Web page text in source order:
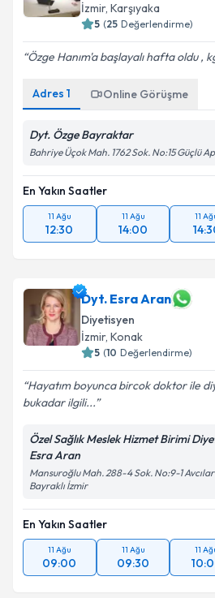
İzmir, Karşıyaka
5 (25 Değerlendirme)
Özge Hanım'a başlayalı hafta oldu ,
Adres 1 Online Görüşme
Dyt. Özge Bayraktar
Bahriye Üçok Mah. 1762 Sok. No:15 Güçlü
En Yakın Saatler
11 Ağu
12:30
11 Ağu
14:00
11
Dyt. Esra Aran
Diyetisyen
İzmir, Konak
5 (10 Değerlendirme)
Hayatım boyunca bircok doktor ile
bukadar ilgili...
Özel Sağlık Meslek Hizmet Birimi
Esra Aran
Mansuroğlu Mah. 288-4 Sok. No:9-1 Avcılar
Bayraklı İzmir
En Yakın Saatler
11 Ağu
09:00
11 Ağu
09:30
11